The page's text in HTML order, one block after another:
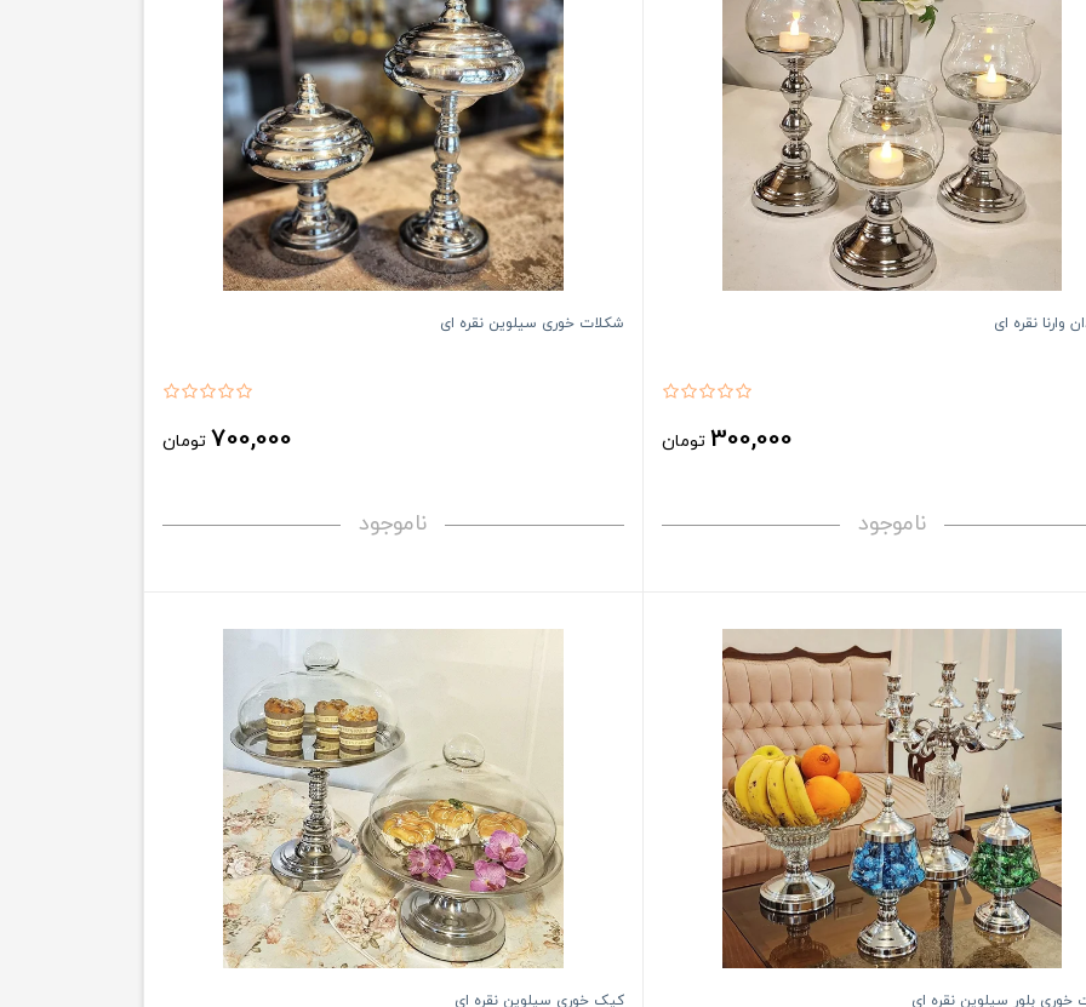
وارنا نقره ای
300,000 تومان
ناموجود
شکلات خوری سیلوین نقره ای
700,000 تومان
ناموجود
خوری بلور سیلوین نقره ای کیک خوری سیلوین نقره ای